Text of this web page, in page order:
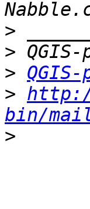
>
>
>
>
bin/
>